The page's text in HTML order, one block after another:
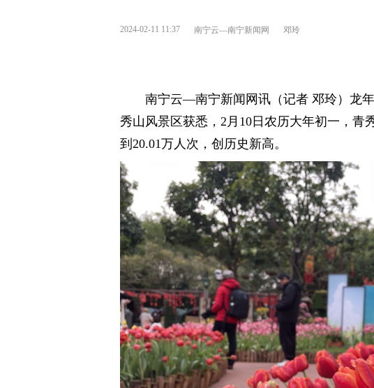
2024-02-11 11:37 南宁云—南宁新闻网 邓玲
南宁云—南宁新闻网讯（记者 邓玲）龙
秀山风景区获悉，2月10日农历大年初一，青
到20.01万人次，创历史新高。